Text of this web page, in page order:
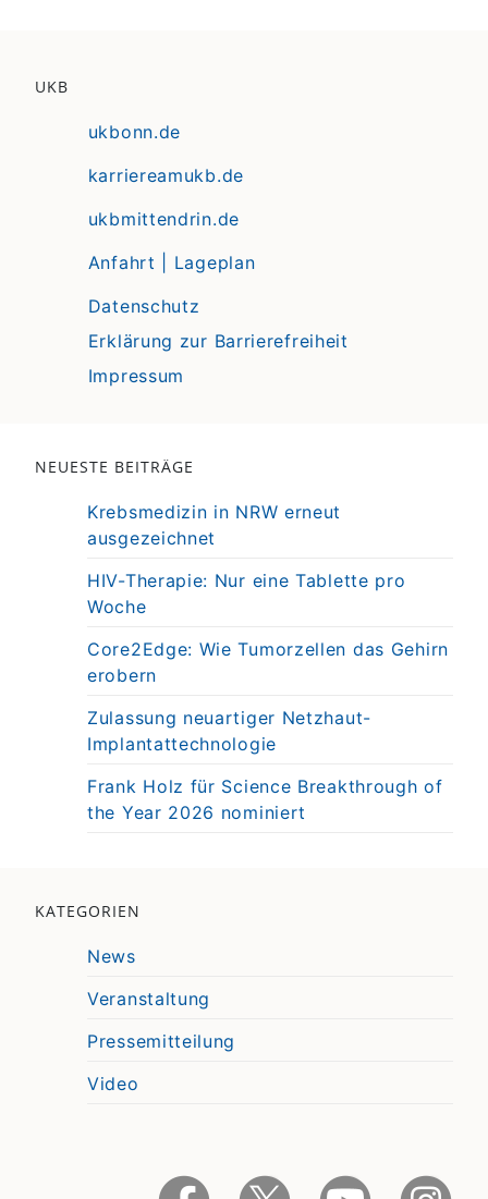
UKB
ukbonn.de
karriereamukb.de
ukbmittendrin.de
Anfahrt | Lageplan
Datenschutz
Erklärung zur Barrierefreiheit
Impressum
NEUESTE BEITRÄGE
Krebsmedizin in NRW erneut
ausgezeichnet
HIV-Therapie: Nur eine Tablette pro
Woche
Core2Edge: Wie Tumorzellen das Gehirn
erobern
Zulassung neuartiger Netzhaut-
Implantattechnologie
Frank Holz für Science Breakthrough of
the Year 2026 nominiert
KATEGORIEN
News
Veranstaltung
Pressemitteilung
Video